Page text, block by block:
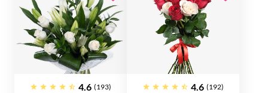
4.6 (193) 4.6 (192)